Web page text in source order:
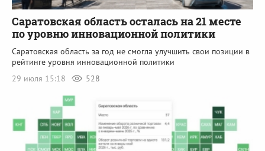
Саратовская область осталась на 21 месте
по уровню инновационной политики
Саратовская область за год не смогла улучшить свои позиции в
рейтинге уровня инновационной политики
29 июля 15:18
528